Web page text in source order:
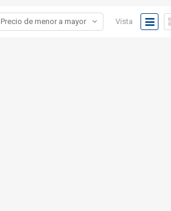
Precio de menor a mayor Vista